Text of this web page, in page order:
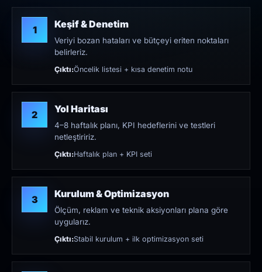
1 Keşif & Denetim
Veriyi bozan hataları ve bütçeyi eriten noktaları
belirleriz.
Çıktı:Öncelik listesi + kısa denetim notu
2 Yol Haritası
4–8 haftalık planı, KPI hedeflerini ve testleri
netleştiririz.
Çıktı:Haftalık plan + KPI seti
3 Kurulum & Optimizasyon
Ölçüm, reklam ve teknik aksiyonları plana göre
uygularız.
Çıktı:Stabil kurulum + ilk optimizasyon seti